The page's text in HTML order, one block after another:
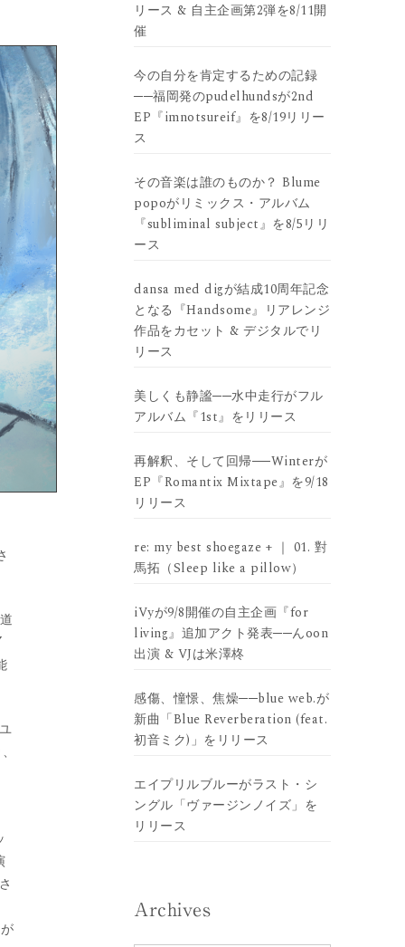
リース & 自主企画第2弾を8/11開
催
今の自分を肯定するための記録
──福岡発のpudelhundsが2nd
EP『imnotsureif』を8/19リリー
ス
その音楽は誰のものか？ Blume
popoがリミックス・アルバム
『subliminal subject』を8/5リリ
ース
dansa med digが結成10周年記念
となる『Handsome』リアレンジ
作品をカセット & デジタルでリ
リース
美しくも静謐──水中走行がフル
アルバム『1st』をリリース
再解釈、そして回帰──Winterが
EP『Romantix Mixtape』を9/18
リリース
re: my best shoegaze + ｜ 01. 對
馬拓（Sleep like a pillow）
iVyが9/8開催の自主企画『for
living』追加アクト発表──んoon
出演 & VJは米澤柊
感傷、憧憬、焦燥──blue web.が
新曲「Blue Reverberation (feat.
初音ミク)」をリリース
エイプリルブルーがラスト・シ
ングル「ヴァージンノイズ」を
リリース
Archives